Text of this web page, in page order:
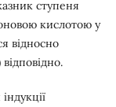
ступеня
кислотою у
відносно